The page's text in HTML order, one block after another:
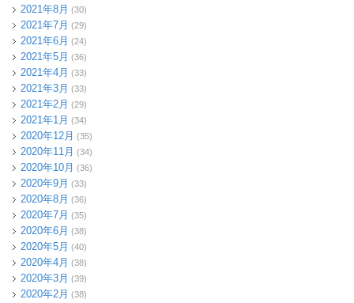
2021年8月 (30)
2021年7月 (29)
2021年6月 (24)
2021年5月 (36)
2021年4月 (33)
2021年3月 (33)
2021年2月 (29)
2021年1月 (34)
2020年12月 (35)
2020年11月 (34)
2020年10月 (36)
2020年9月 (33)
2020年8月 (36)
2020年7月 (35)
2020年6月 (38)
2020年5月 (40)
2020年4月 (38)
2020年3月 (39)
2020年2月 (38)